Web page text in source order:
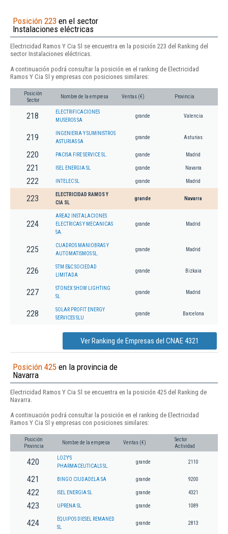
Posición 223 en el sector
Instalaciones eléctricas
Electricidad Ramos Y Cia Sl se encuentra en la posición 223 del Ranking del
sector Instalaciones eléctricas.
A continuación podrá consultar la posición en el ranking de Electricidad
Ramos Y Cia Sl y empresas con posiciones similares:
Posición
Sector
Nombre de la empresa Ventas (€) Provincia
218
ELECTRIFICACIONES
MUSEROS SA
grande Valencia
219
INGENIERIA Y SUMINISTROS
ASTURIAS SA
grande Asturias
220 PACISA FIRE SERVICE SL. grande Madrid
221 ISEL ENERGIA SL grande Navarra
222 INTELEC SL grande Madrid
223
ELECTRICIDAD RAMOS Y
CIA SL
grande Navarra
224
AREA2 INSTALACIONES
ELECTRICAS Y MECANICAS
SA.
grande Madrid
225
CUADROS MANIOBRAS Y
AUTOMATISMOS SL.
grande Madrid
226
STM E&C SOCIEDAD
LIMITADA
grande Bizkaia
227
STONEX SHOW LIGHTING
SL
grande Madrid
228
SOLAR PROFIT ENERGY
SERVICES SLU
grande Barcelona
Ver Ranking de Empresas del CNAE 4321
Posición 425 en la provincia de
Navarra
Electricidad Ramos Y Cia Sl se encuentra en la posición 425 del Ranking de
Navarra.
A continuación podrá consultar la posición en el ranking de Electricidad
Ramos Y Cia Sl y empresas con posiciones similares:
Posición
Provincia
Nombre de la empresa Ventas (€)
Sector
Actividad
420
LOZY'S
PHARMACEUTICALS SL.
grande 2110
421 BINGO CIUDADELA SA grande 9200
422 ISEL ENERGIA SL grande 4321
423 UPRENA SL grande 1089
424
EQUIPOS DIESEL REMANED
SL
grande 2813